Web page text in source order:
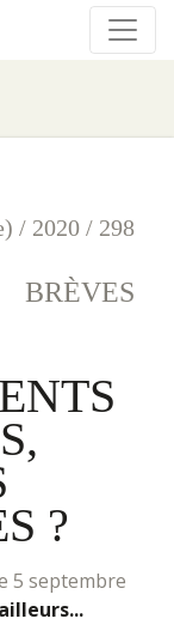
/ 2020 / 298
BRÈVES
?
5 septembre